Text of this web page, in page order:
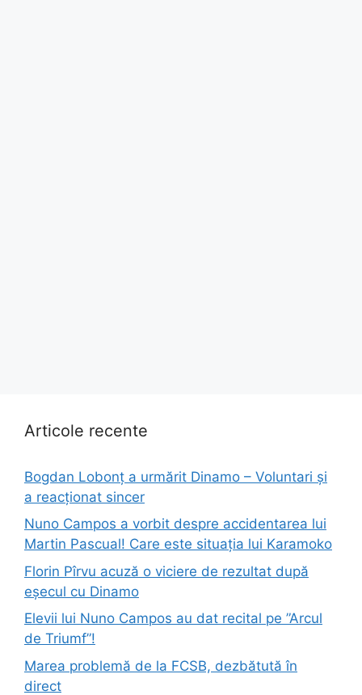
Articole recente
Bogdan Lobonț a urmărit Dinamo – Voluntari și
a reacționat sincer
Nuno Campos a vorbit despre accidentarea lui
Martin Pascual! Care este situația lui Karamoko
Florin Pîrvu acuză o viciere de rezultat după
eșecul cu Dinamo
Elevii lui Nuno Campos au dat recital pe ”Arcul
de Triumf”!
Marea problemă de la FCSB, dezbătută în
direct